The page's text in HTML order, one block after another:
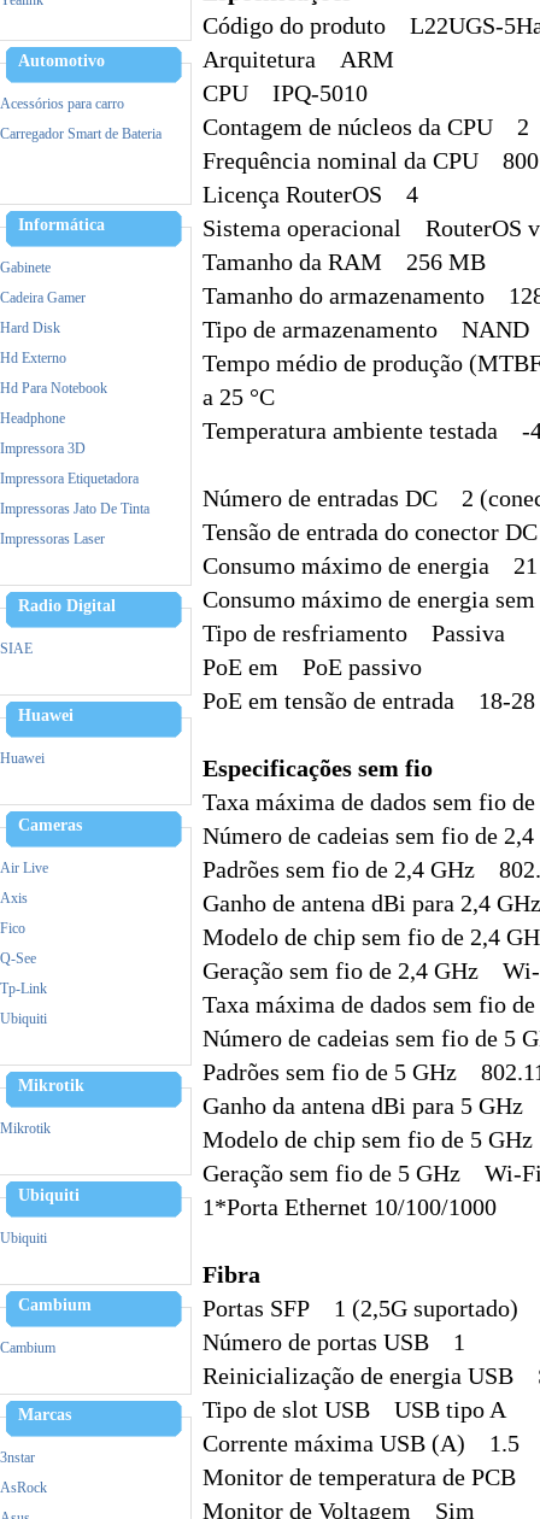
Hikvision
Automotivo
Acessórios para carro
Carregador Smart de Bateria
Informática
Gabinete
Cadeira Gamer
Hard Disk
Hd Externo
Hd Para Notebook
Headphone
Impressora 3D
Impressora Etiquetadora
Impressoras Jato De Tinta
Impressoras Laser
Memoria
Cpu
Notebook
Ups- Nobreak
Power Bank - Carregador
Simultaneo
Leitor Biometrico
Teclado
Ventiladores
Vga
Zebra
Triturador De Papel
Radio Digital
SIAE
Huawei
Huawei
Cameras
Air Live
Axis
Fico
Q-See
Tp-Link
Ubiquiti
Mikrotik
Mikrotik
Ubiquiti
Ubiquiti
Cambium
Cambium
Marcas
3nstar
AsRock
Código do produto L22UGS-
Arquitetura ARM
CPU IPQ-5010
Contagem de núcleos da CPU 2
Frequência nominal da CPU
Licença RouterOS 4
Sistema operacional RouterOS
Tamanho da RAM 256 MB
Tamanho do armazenamento
Tipo de armazenamento NAND
Tempo médio de produção
a 25 °C
Temperatura ambiente testada -
Número de entradas DC 2
Tensão de entrada do conector
Consumo máximo de energia
Consumo máximo de energia
Tipo de resfriamento Passiva
PoE em PoE passivo
PoE em tensão de entrada 18-
Especificações sem fio
Taxa máxima de dados sem fio
Número de cadeias sem fio de
Padrões sem fio de 2,4 GHz
Ganho de antena dBi para 2,4
Modelo de chip sem fio de 2,4
Geração sem fio de 2,4 GHz
Taxa máxima de dados sem fio
Número de cadeias sem fio de 5
Padrões sem fio de 5 GHz
Ganho da antena dBi para 5
Modelo de chip sem fio de 5
Geração sem fio de 5 GHz Wi-
1*Porta Ethernet 10/100/1000
Fibra
Portas SFP 1 (2,5G suportado)
Número de portas USB 1
Reinicialização de energia USB
Tipo de slot USB USB tipo A
Corrente máxima USB (A) 1.5
Monitor de temperatura de PCB
Monitor de Voltagem Sim